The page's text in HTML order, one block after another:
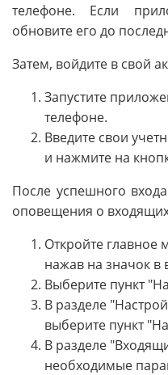
телефоне. Если
обновите его до
Затем, войдите в свой
Запустите
телефоне.
Введите свои
и нажмите на
После успешного
оповещения о
Откройте
нажав на значок в
Выберите пункт
В разделе
выберите пункт
В разделе
необходимые